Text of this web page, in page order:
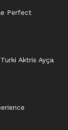
Perfect
Aktris Ayça